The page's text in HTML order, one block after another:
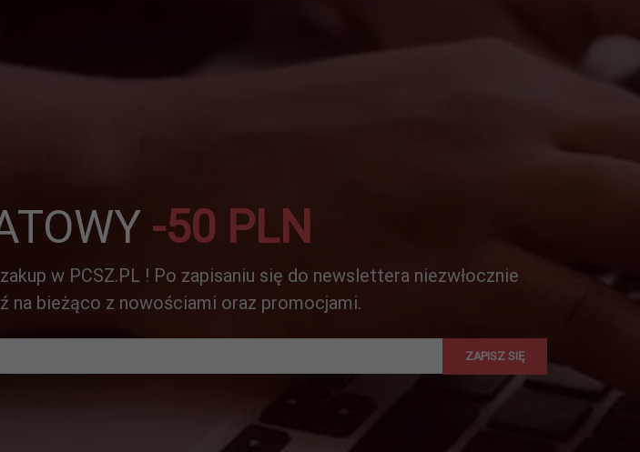
-50 PLN
w PCSZ.PL ! Po zapisaniu się do newslettera niezwłocznie
na bieżąco z nowościami oraz promocjami.